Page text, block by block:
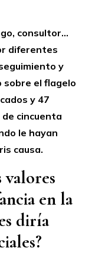
consultor…
diferentes
y
sobre el flagelo
y 47
cincuenta
le hayan
causa.
en la
diría